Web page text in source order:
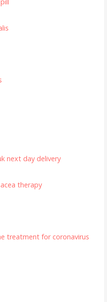
next day delivery
therapy
treatment for coronavirus